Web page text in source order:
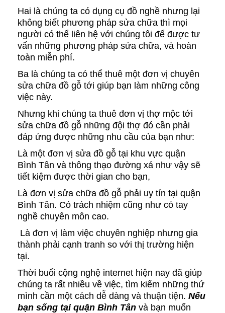
Hai là chúng ta có dụng cụ đồ nghề nhưng lại
không biết phương pháp sửa chữa thì mọi
người có thể liên hệ với chúng tôi để được tư
vấn những phương pháp sửa chữa, và hoàn
toàn miễn phí.
Ba là chúng ta có thể thuê một đơn vị chuyên
sửa chữa đồ gỗ tới giúp bạn làm những công
việc này.
Nhưng khi chúng ta thuê đơn vị thợ mộc tới
sửa chữa đồ gỗ những đội thợ đó cần phải
đáp ứng được những nhu cầu của bạn như:
Là một đơn vị sửa đồ gỗ tại khu vực quận
Bình Tân và thông thạo đường xá như vậy sẽ
tiết kiệm được thời gian cho bạn,
Là đơn vị sửa chữa đồ gỗ phải uy tín tại quận
Bình Tân. Có trách nhiệm cũng như có tay
nghề chuyên môn cao.
Là đơn vị làm việc chuyên nghiệp nhưng gia
thành phải cạnh tranh so với thị trường hiện
tại.
Thời buổi cộng nghệ internet hiện nay đã giúp
chúng ta rất nhiều về việc, tìm kiếm những thứ
mình cần một cách dễ dàng và thuận tiện. Nếu
bạn sống tại quận Bình Tân và bạn muốn